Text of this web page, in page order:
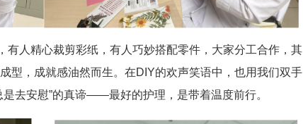
有人精心裁剪彩纸，有人巧妙搭配零件，大家分工合作，其
型，成就感油然而生。在DIY的欢声笑语中，也用我们双手
去安慰”的真谛——最好的护理，是带着温度前行。